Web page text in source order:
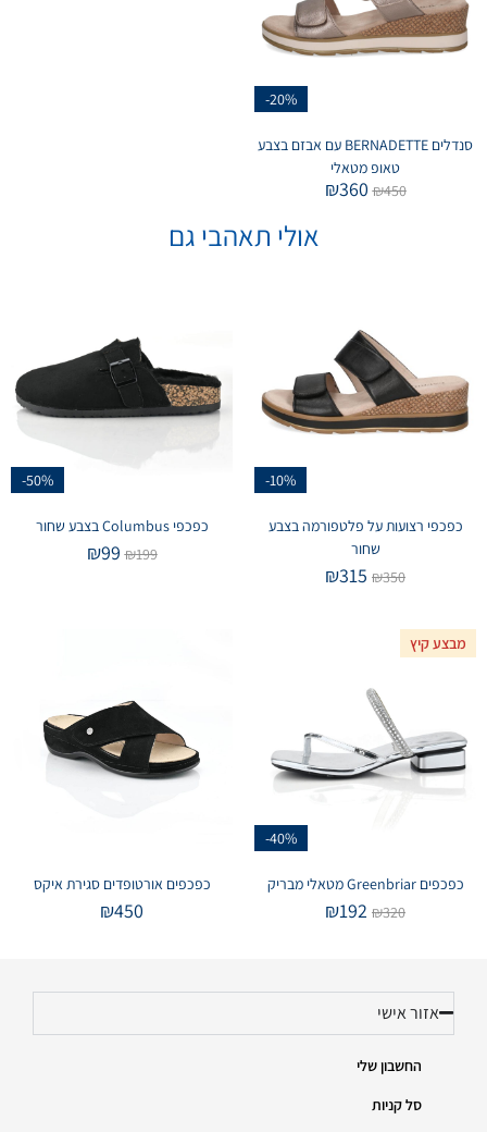
-20%
סנדלים BERNADETTE עם אבזם בצבע
טאופ מטאלי
₪450
₪360
אולי תאהבי גם
-10%
כפכפי רצועות על פלטפורמה בצבע
שחור
₪350
₪315
-50%
כפכפי Columbus בצבע שחור
₪199
₪99
מבצע קיץ
-40%
כפכפים Greenbriar מטאלי מבריק
₪320
₪192
כפכפים אורטופדים סגירת איקס
₪450
אזור אישי
החשבון שלי
סל קניות